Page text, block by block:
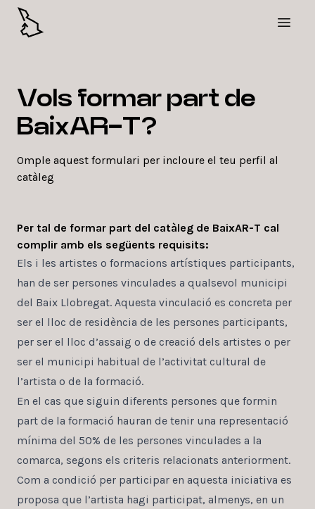
Obre
Vols formar part de
BaixAR-T?
Omple aquest formulari per incloure el teu perfil al
catàleg
Per tal de formar part del catàleg de BaixAR-T cal
complir amb els següents requisits:
Els i les artistes o formacions artístiques participants,
han de ser persones vinculades a qualsevol municipi
del Baix Llobregat. Aquesta vinculació es concreta per
ser el lloc de residència de les persones participants,
per ser el lloc d’assaig o de creació dels artistes o per
ser el municipi habitual de l’activitat cultural de
l’artista o de la formació.
En el cas que siguin diferents persones que formin
part de la formació hauran de tenir una representació
mínima del 50% de les persones vinculades a la
comarca, segons els criteris relacionats anteriorment.
Com a condició per participar en aquesta iniciativa es
proposa que l’artista hagi participat, almenys, en un